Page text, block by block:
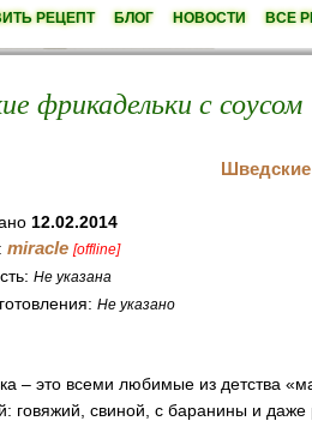
РЕЦЕПТ БЛОГ НОВОСТИ ВСЕ
фрикадельки с соусом
12.02.2014
miracle [offline]
Не указана
Не указано
– это всеми любимые из детства
говяжий, свиной, с баранины и